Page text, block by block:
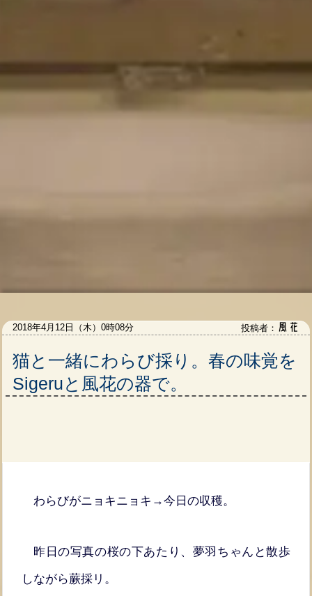
猫と一緒にわらび採り。春の味覚を
Sigeruと風花の器で。
投稿者： 風花
2018年4月12日（木）0時08分
わらびがニョキニョキ→今日の収穫。
昨日の写真の桜の下あたり、夢羽ちゃんと散歩
しながら蕨採リ。